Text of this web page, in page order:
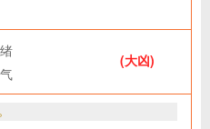
(大凶)